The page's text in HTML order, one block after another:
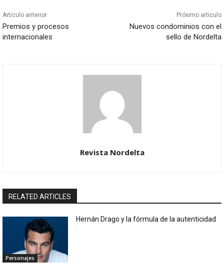
Articulo anterior
Premios y procesos
internacionales
Próximo articulo
Nuevos condominios con el
sello de Nordelta
Revista Nordelta
RELATED ARTICLES
Personajes
Hernán Drago y la fórmula de la autenticidad